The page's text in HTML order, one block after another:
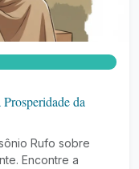
da
Rufo sobre
Encontre a